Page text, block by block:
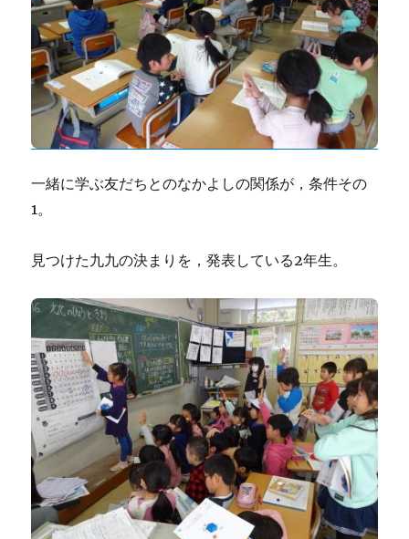
一緒に学ぶ友だちとのなかよしの関係が，条件その
1。
見つけた九九の決まりを，発表している2年生。